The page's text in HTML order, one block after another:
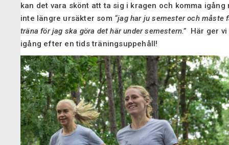
kan det vara skönt att ta sig i kragen och komma
inte längre ursäkter som “jag har ju semester och måste
träna för jag ska göra det här under semestern.” Här ger
igång efter en tids träningsuppehåll!